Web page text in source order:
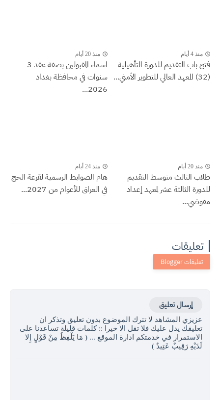
منذ 4 أيام
فتح باب التقديم للدورة التأهيلية
(32) المعهد العالي للتطوير الأمني...
منذ 20 أيام
اسماء المقبولين بصفة عقد 3
سنوات في محافظة بغداد
2026...
منذ 20 أيام
طلاب الثالث متوسط التقديم
للدورة الثالثة عشر لمعهد إعداد
مفوضي...
منذ 24 أيام
هام الضوابط الرسمية لقرعة الحج
في العراق للأعوام من 2027...
تعليقات
إرسال تعليق
عزيزي المشاهد لا تترك الموضوع بدون تعليق وتذكر ان
تعليقك يدل عليك فلا تقل الا خيرا :: كلمات قليلة تساعدنا على
الاستمرار في خدمتكم ادارة الموقع ... ( مَا يَلْفِظُ مِنْ قَوْلٍ إِلا
لَدَيْهِ رَقِيبٌ عَتِيدٌ )